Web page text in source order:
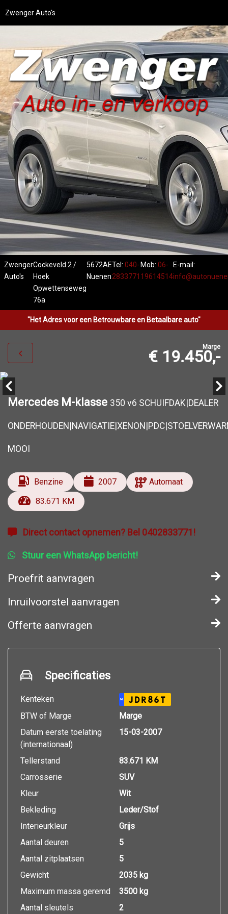
Zwenger Auto's
Zwenger
Auto's
Cockeveld 2 /
Hoek
Opwettenseweg
76a
5672AE
Nuenen
Tel: 040-
2833771
Mob: 06-
19614514
E-mail:
"Het Adres voor een Betrouwbare en Betaalbare auto"
Marge
€ 19.450,-
Mercedes M-klasse 350 v6 SCHUIFDAK|DEALER
MOOI
Benzine 2007
Automaat
83.671 KM
Direct contact opnemen? Bel 0402833771!
Stuur een WhatsApp bericht!
Proefrit aanvragen
Inruilvoorstel aanvragen
Offerte aanvragen
Specificaties
Kenteken NL JDR86T
BTW of Marge
Marge
Datum eerste toelating
(internationaal)
15-03-2007
Tellerstand
83.671 KM
Carrosserie
SUV
Kleur
Wit
Bekleding
Leder/Stof
Interieurkleur
Grijs
Aantal deuren
5
Aantal zitplaatsen
5
Gewicht
2035 kg
Maximum massa geremd
3500 kg
Aantal sleutels
2